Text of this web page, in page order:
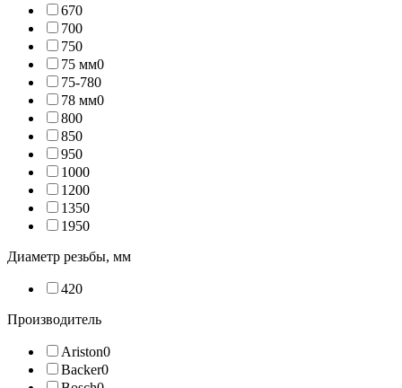
670
700
750
75 мм0
75-780
78 мм0
800
850
950
1000
1200
1350
1950
Диаметр резьбы, мм
420
Производитель
Ariston0
Backer0